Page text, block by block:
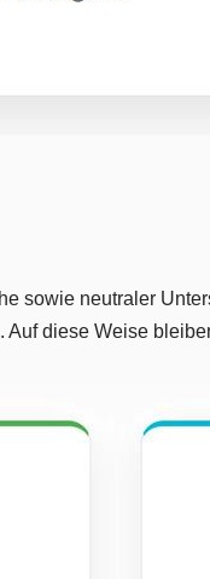
sowie neutraler
Auf diese Weise